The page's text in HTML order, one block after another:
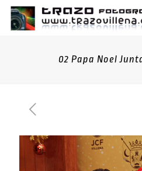
02 Papa Noel